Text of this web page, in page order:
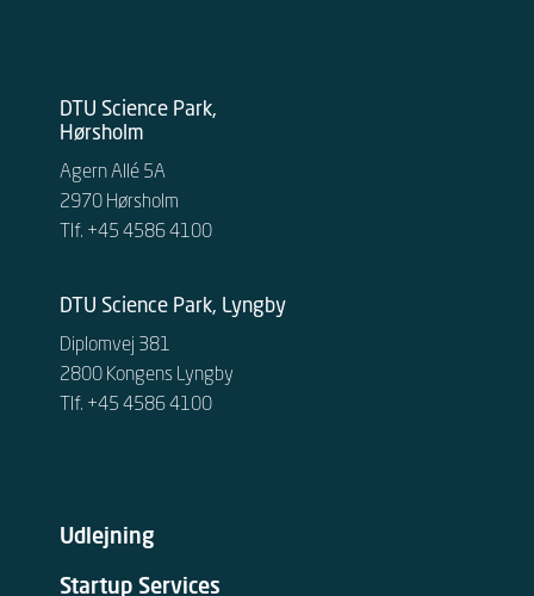
DTU Science Park,
Hørsholm
Agern Allé 5A
2970 Hørsholm
Tlf. +45 4586 4100
DTU Science Park, Lyngby
Diplomvej 381
2800 Kongens Lyngby
Tlf. +45 4586 4100
Udlejning
Startup Services